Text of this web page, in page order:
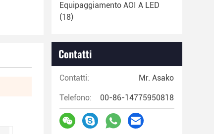
Equipaggiamento AOI A LED
(18)
Contatti
Contatti: Mr. Asako
Telefono: 00-86-14775950818